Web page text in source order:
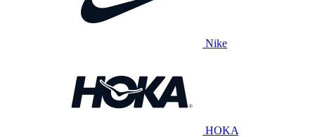
Nike
HOKA